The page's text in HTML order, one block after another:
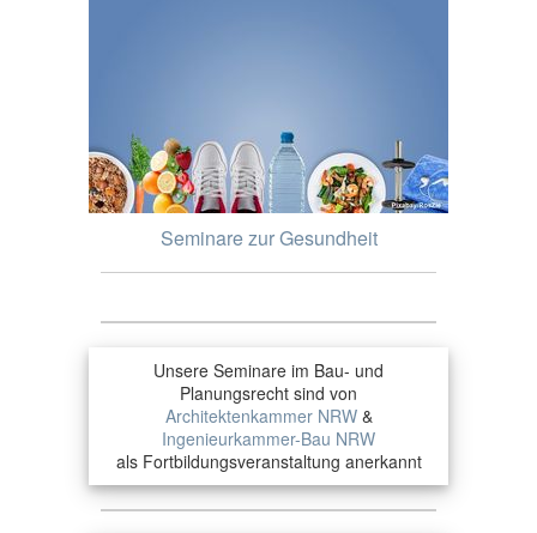
Seminare zur Gesundheit
Unsere Seminare im Bau- und
Planungsrecht sind von
Architektenkammer NRW&
Ingenieurkammer-Bau NRW
als Fortbildungsveranstaltung anerkannt